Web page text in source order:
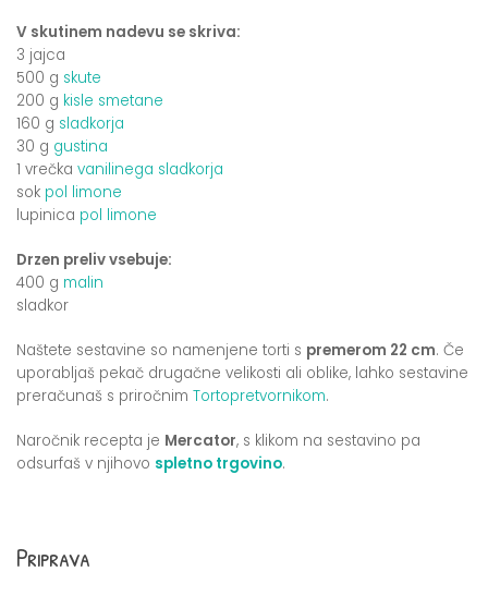
V skutinem nadevu se skriva:
3 jajca
500 g skute
200 g kisle smetane
160 g sladkorja
30 g gustina
1 vrečka vanilinega sladkorja
sok pol limone
lupinica pol limone
Drzen preliv vsebuje:
400 g malin
sladkor
Naštete sestavine so namenjene torti s premerom 22 cm. Če
uporabljaš pekač drugačne velikosti ali oblike, lahko sestavine
preračunaš s priročnim Tortopretvornikom.
Naročnik recepta je Mercator, s klikom na sestavino pa
odsurfaš v njihovo spletno trgovino.
Priprava